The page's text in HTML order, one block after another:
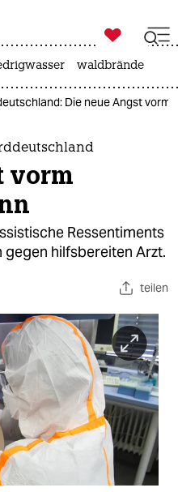

taz zahl ich
waldbrände
Die neue Angst vorm
vorm
Ressentiments
hilfsbereiten Arzt.
teilen